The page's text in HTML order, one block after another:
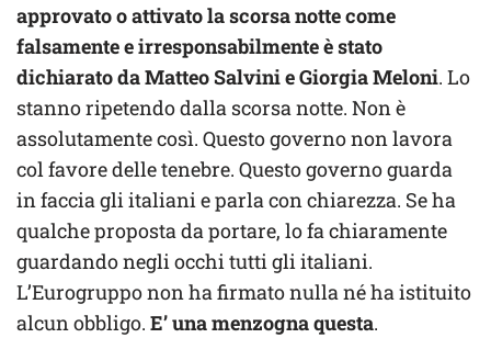
approvato o attivato la scorsa notte come
falsamente e irresponsabilmente è stato
dichiarato da Matteo Salvini e Giorgia Meloni. Lo
stanno ripetendo dalla scorsa notte. Non è
assolutamente così. Questo governo non lavora
col favore delle tenebre. Questo governo guarda
in faccia gli italiani e parla con chiarezza. Se ha
qualche proposta da portare, lo fa chiaramente
guardando negli occhi tutti gli italiani.
L’Eurogruppo non ha firmato nulla né ha istituito
alcun obbligo. E’ una menzogna questa.